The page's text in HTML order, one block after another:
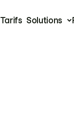
Tarifs Solutions